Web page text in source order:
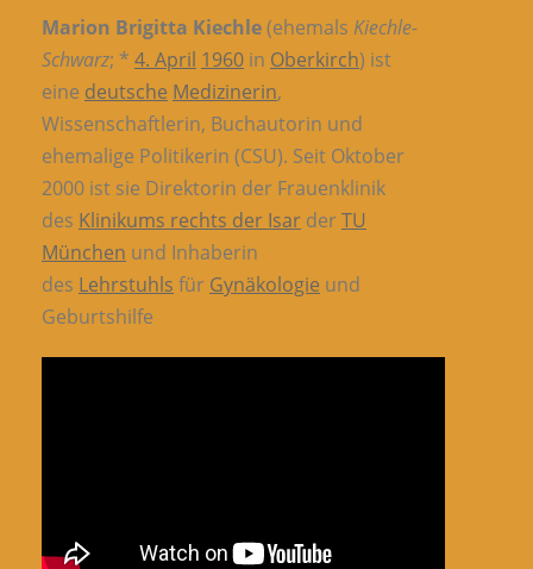
Marion Brigitta Kiechle(ehemals Kiechle-
Schwarz; * 4. April 1960 in Oberkirch) ist
eine deutsche Medizinerin,
Wissenschaftlerin, Buchautorin und
ehemalige Politikerin (CSU). Seit Oktober
2000 ist sie Direktorin der Frauenklinik
des Klinikums rechts der Isar derTU
München und Inhaberin
des Lehrstuhls für Gynäkologie und
Geburtshilfe